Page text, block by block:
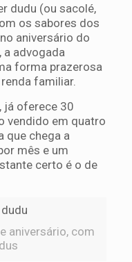
dudu (ou sacolé,
os sabores dos
aniversário do
a advogada
forma prazerosa
familiar.
já oferece 30
vendido em quatro
que chega a
mês e um
certo é o de
aniversário, com